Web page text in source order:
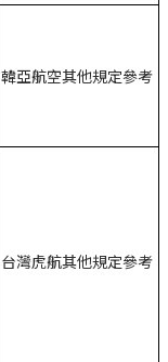
韓亞航空其他規定參考
台灣虎航其他規定參考